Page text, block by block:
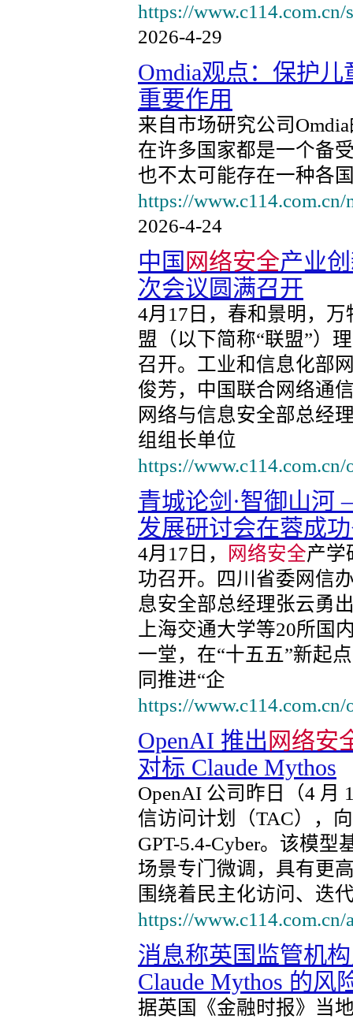
https://
2026-4-29
Omdia观点：保护儿
重要作用
来自市场研究公司
在许多国家都是一个备
也不太可能存在一种各
https://
2026-4-24
中国 网络安全产业
次会议圆满召开
4月17日，春和景明，
盟（以下简称“联盟”）
召开。工业和信息化部
俊芳，中国联合网络通
网络与信息安全部总经
组组长单位
https://
青城论剑·智御山
发展研讨会在蓉成
4月17日， 网络安全产学
功召开。四川省委网信
息安全部总经理张云勇
上海交通大学等20所国
一堂，在“十五五”新起
同推进“企
https://
OpenAI 推出 网络安
对标 Claude Mythos
OpenAI 公司昨日（4 月
信访问计划（TAC），
GPT-5.4-Cyber。该模型
场景专门微调，具有更
围绕着民主化访问、迭
https://
消息称英国监管机
Claude Mythos 的风
据英国《金融时报》当